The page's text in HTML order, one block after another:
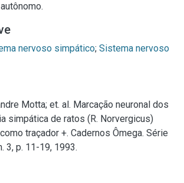
nervoso simpático; Sistema nervoso
Motta; et. al. Marcação neuronal dos
simpática de ratos (R. Norvergicus)
traçador +. Cadernos Ômega. Série
3, p. 11-19, 1993.